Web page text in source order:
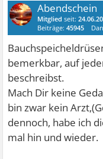
Abendschein
Mitglied seit:
Beiträge:45945
bemerkbar, auf
beschreibst.
Mach Dir keine
bin zwar kein
dennoch, habe ich
mal hin und wieder.